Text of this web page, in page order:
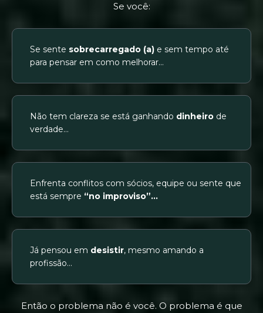
Se você:
Se sente sobrecarregado (a) e sem tempo até
para pensar em como melhorar…
Não tem clareza se está ganhando dinheiro de
verdade…
Enfrenta conflitos com sócios, equipe ou sente que
está sempre “no improviso”…
Já pensou em desistir, mesmo amando a
profissão…
Então o problema não é você. O problema é que